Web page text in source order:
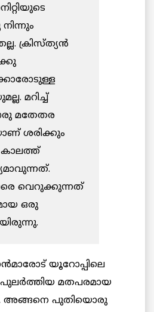
ക്രിസ്ത്യൻ
മറിച്ച്
മതേതര
ശരിക്കും
കാലത്ത്
വെറുക്കുന്നത്
ഒരു
യൂറോപ്പിലെ
പുലർത്തിയ മതപരമായ
അങ്ങനെ പുതിയൊരു